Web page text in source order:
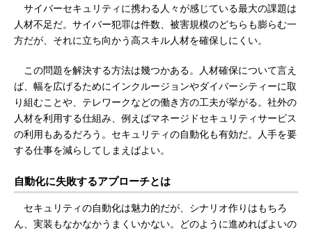
サイバーセキュリティに携わる人々が感じている最大の課題は
人材不足だ。サイバー犯罪は件数、被害規模のどちらも膨らむ一
方だが、それに立ち向かう高スキル人材を確保しにくい。
この問題を解決する方法は幾つかある。人材確保について言え
ば、幅を広げるためにインクルージョンやダイバーシティーに取
り組むことや、テレワークなどの働き方の工夫が挙がる。社外の
人材を利用する仕組み、例えばマネージドセキュリティサービス
の利用もあるだろう。セキュリティの自動化も有効だ。人手を要
する仕事を減らしてしまえばよい。
自動化に失敗するアプローチとは
セキュリティの自動化は魅力的だが、シナリオ作りはもちろ
ん、実装もなかなかうまくいかない。どのように進めればよいの